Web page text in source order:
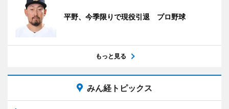
平野、今季限りで現役引退 プロ野球
もっと見る
みん経トピックス